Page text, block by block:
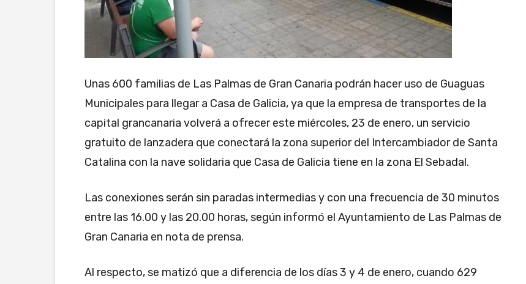
Unas 600 familias de Las Palmas de Gran Canaria podrán hacer uso de Guaguas
Municipales para llegar a Casa de Galicia, ya que la empresa de transportes de la
capital grancanaria volverá a ofrecer este miércoles, 23 de enero, un servicio
gratuito de lanzadera que conectará la zona superior del Intercambiador de Santa
Catalina con la nave solidaria que Casa de Galicia tiene en la zona El Sebadal.
Las conexiones serán sin paradas intermedias y con una frecuencia de 30 minutos
entre las 16.00 y las 20.00 horas, según informó el Ayuntamiento de Las Palmas de
Gran Canaria en nota de prensa.
Al respecto, se matizó que a diferencia de los días 3 y 4 de enero, cuando 629